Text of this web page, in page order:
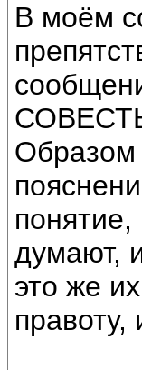
В моём
СОВЕСТЬ
Образом
думают,
это же